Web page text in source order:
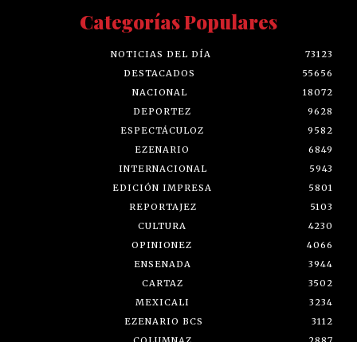
Categorías Populares
NOTICIAS DEL DÍA
73123
DESTACADOS
55656
NACIONAL
18072
DEPORTEZ
9628
ESPECTÁCULOZ
9582
EZENARIO
6849
INTERNACIONAL
5943
EDICIÓN IMPRESA
5801
REPORTAJEZ
5103
CULTURA
4230
OPINIONEZ
4066
ENSENADA
3944
CARTAZ
3502
MEXICALI
3234
EZENARIO BCS
3112